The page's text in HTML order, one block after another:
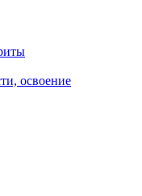
освоение